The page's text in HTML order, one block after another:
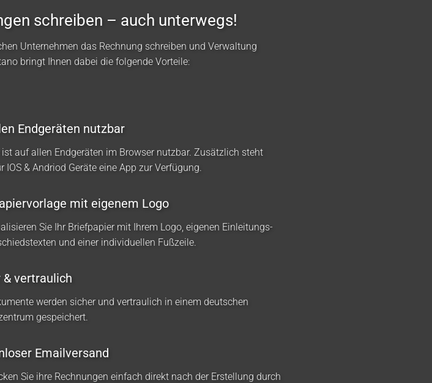
schreiben – auch unterwegs!
Unternehmen das Rechnung schreiben und Verwaltung
bringt Ihnen dabei die folgende Vorteile:
Endgeräten nutzbar
auf allen Endgeräten im Browser nutzbar. Zusätzlich steht
IOS & Andriod Geräte eine App zur Verfügung.
mit eigenem Logo
Sie Ihr Briefpapier mit Ihrem Logo, eigenen Einleitungs-
und einer individuellen Fußzeile.
& vertraulich
werden sicher und vertraulich in einem deutschen
gespeichert.
Emailversand
Sie ihre Rechnungen einfach direkt nach der Erstellung durch